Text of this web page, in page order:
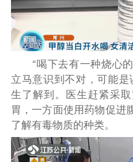
“喝下去有一种烧心的
立马意识到不对，可能
生了解到。医生赶紧采
胃，一方面使用药物促进
了解有毒物质的种类。